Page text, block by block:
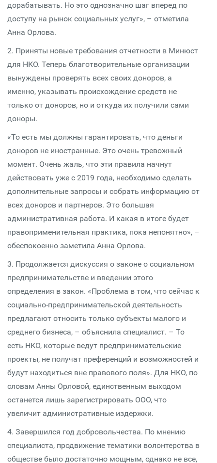
дорабатывать. Но это однозначно шаг вперед по
доступу на рынок социальных услуг», – отметила
Анна Орлова.
2. Приняты новые требования отчетности в Минюст
для НКО. Теперь благотворительные организации
вынуждены проверять всех своих доноров, а
именно, указывать происхождение средств не
только от доноров, но и откуда их получили сами
доноры.
«То есть мы должны гарантировать, что деньги
доноров не иностранные. Это очень тревожный
момент. Очень жаль, что эти правила начнут
действовать уже с 2019 года, необходимо сделать
дополнительные запросы и собрать информацию от
всех доноров и партнеров. Это большая
административная работа. И какая в итоге будет
правоприменительная практика, пока непонятно», –
обеспокоенно заметила Анна Орлова.
3. Продолжается дискуссия о законе о социальном
предпринимательстве и введении этого
определения в закон. «Проблема в том, что сейчас к
социально-предпринимательской деятельность
предлагают относить только субъекты малого и
среднего бизнеса, – объяснила специалист. – То
есть НКО, которые ведут предпринимательские
проекты, не получат преференций и возможностей и
будут находиться вне правового поля». Для НКО, по
словам Анны Орловой, единственным выходом
останется лишь зарегистрировать ООО, что
увеличит административные издержки.
4. Завершился год добровольчества. По мнению
специалиста, продвижение тематики волонтерства в
обществе было достаточно мощным, однако не все,